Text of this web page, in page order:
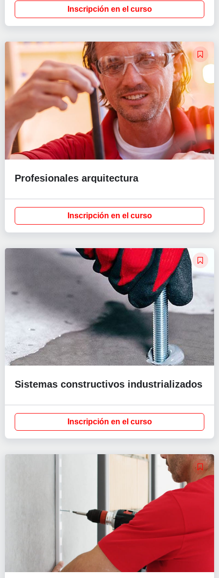
Inscripción en el curso
Profesionales arquitectura
Inscripción en el curso
Sistemas constructivos industrializados
Inscripción en el curso